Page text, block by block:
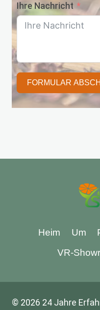
Ihre Nachricht
FORMULAR
Heim Um
VR-
© 2026 24 Jahre